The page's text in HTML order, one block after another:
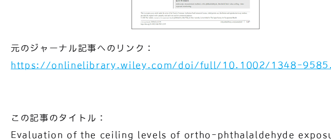
元のジャーナル記事へのリンク：
https://onlinelibrary.wiley.com/doi/full/10.1002/1348-
この記事のタイトル：
Evaluation of the ceiling levels of ortho-phthalaldehyde